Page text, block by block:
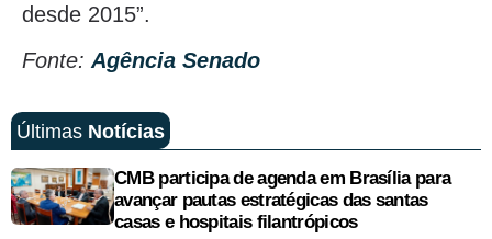
desde 2015”.
Fonte: Agência Senado
Últimas Notícias
CMB participa de agenda em Brasília para
avançar pautas estratégicas das santas
casas e hospitais filantrópicos